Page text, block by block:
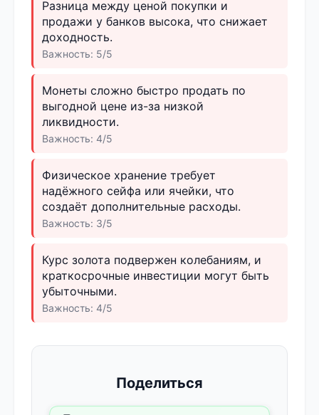
Разница между ценой покупки и
продажи у банков высока, что снижает
доходность.
Важность: 5/5
Монеты сложно быстро продать по
выгодной цене из-за низкой
ликвидности.
Важность: 4/5
Физическое хранение требует
надёжного сейфа или ячейки, что
создаёт дополнительные расходы.
Важность: 3/5
Курс золота подвержен колебаниям, и
краткосрочные инвестиции могут быть
убыточными.
Важность: 4/5
Поделиться